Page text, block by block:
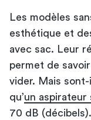
Les modèles
esthétique et
avec sac. Leur
permet de
vider. Mais
qu’un aspirateur
70 dB